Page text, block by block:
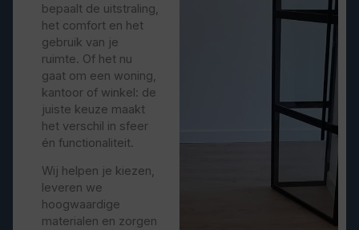
bepaalt de uitstraling,
het comfort en het
gebruik van je
ruimte. Of het nu
gaat om een woning,
kantoor of winkel: de
juiste keuze maakt
het verschil in sfeer
én functionaliteit.
Wij helpen je kiezen,
leveren we
hoogwaardige
materialen en zorgen